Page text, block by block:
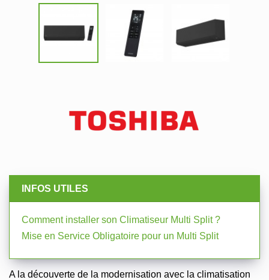
INFOS UTILES
Comment installer son Climatiseur Multi Split ?
Mise en Service Obligatoire pour un Multi Split
A la découverte de la modernisation avec la climatisation